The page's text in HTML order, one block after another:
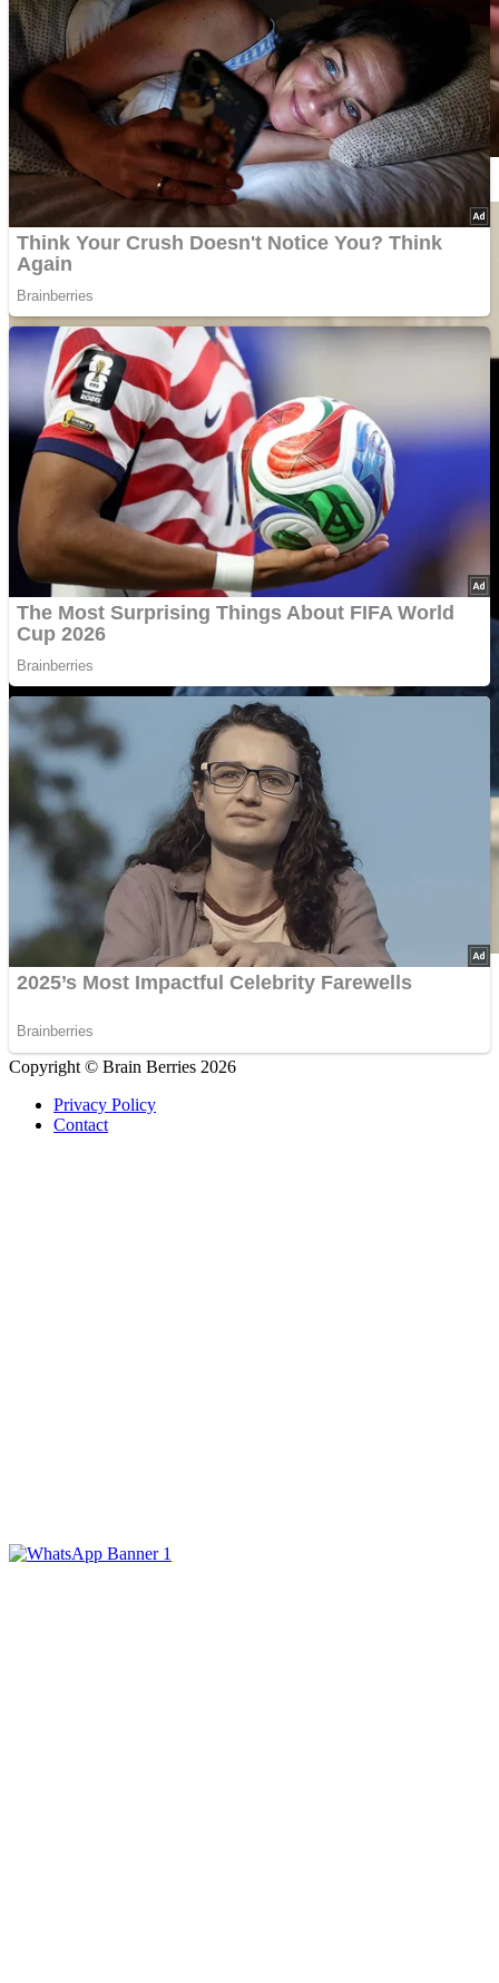
Олег Сєнцов, Андрій Хливнюк, Ігор Кондратюк та інші зірки,
що вступили до лав тероборони
Реакція світових брендів на війну Росії проти України
Copyright © Brain Berries 2026
Privacy Policy
Contact